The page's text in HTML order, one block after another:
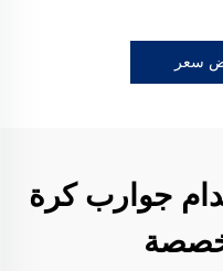
سعر
جوارب كرة